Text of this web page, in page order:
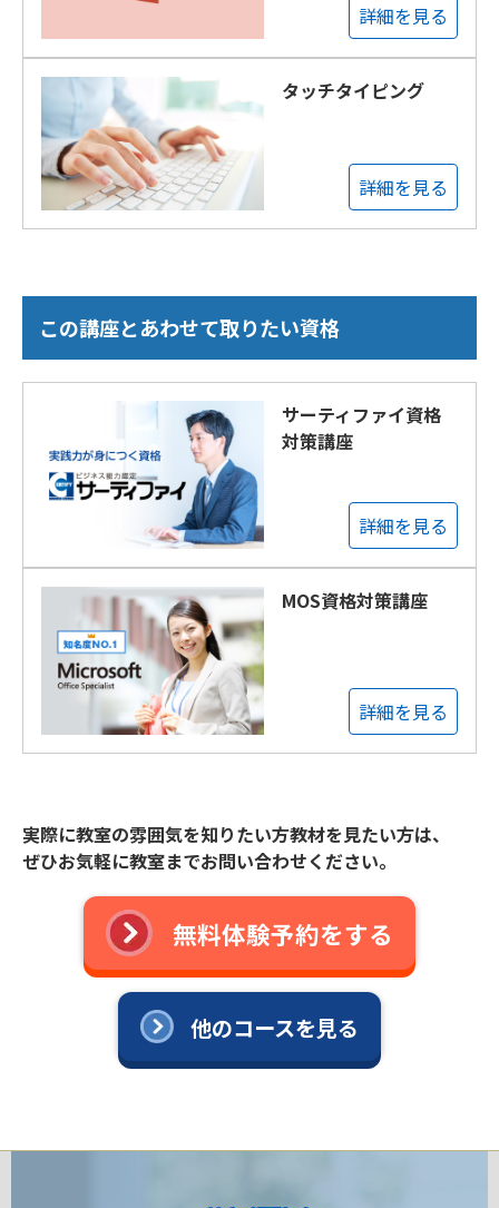
詳細を見る
タッチタイピング
詳細を見る
この講座とあわせて取りたい資格
サーティファイ資格
対策講座
詳細を見る
MOS資格対策講座
詳細を見る
実際に教室の雰囲気を知りたい方教材を見たい方は、
ぜひお気軽に教室までお問い合わせください。
無料体験予約をする
他のコースを見る